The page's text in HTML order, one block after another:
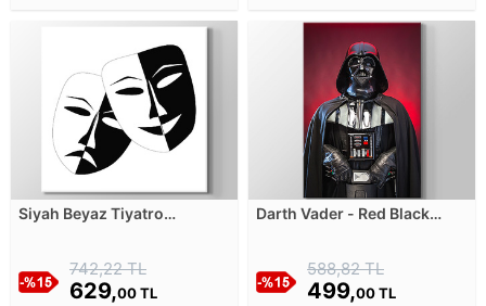
Siyah Beyaz Tiyatro
742,22 TL
629,00 TL
Darth Vader - Red Black
588,82 TL
499,00 TL